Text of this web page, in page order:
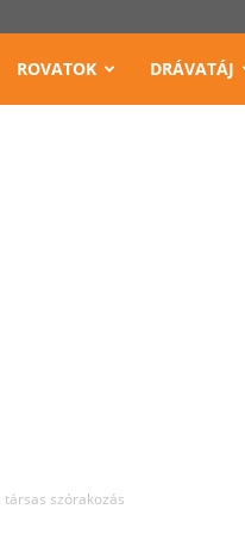
ROVATOK DRÁVATÁJ
társas szórakozás